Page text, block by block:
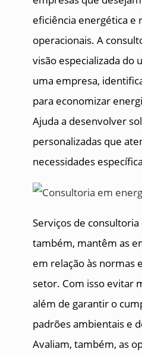
eficiência energética e
operacionais. A
visão especializada do
uma empresa,
para economizar
Ajuda a desenvolver
personalizadas que
necessidades
Serviços de
também, mantêm as
em relação às normas
setor. Com isso evitar
além de garantir o
padrões ambientais e
Avaliam, também, as